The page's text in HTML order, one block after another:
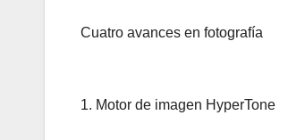
Cuatro avances en fotografía
1. Motor de imagen HyperTone